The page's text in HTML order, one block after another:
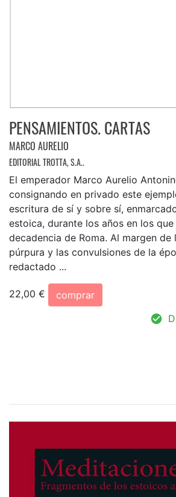
PENSAMIENTOS. CARTAS
MARCO AURELIO
EDITORIAL TROTTA, S.A..
El emperador Marco Aurelio
consignando en privado este
escritura de sí y sobre sí,
estoica, durante los años en los
decadencia de Roma. Al margen de
púrpura y las convulsiones de la
redactado ...
22,00 €
comprar